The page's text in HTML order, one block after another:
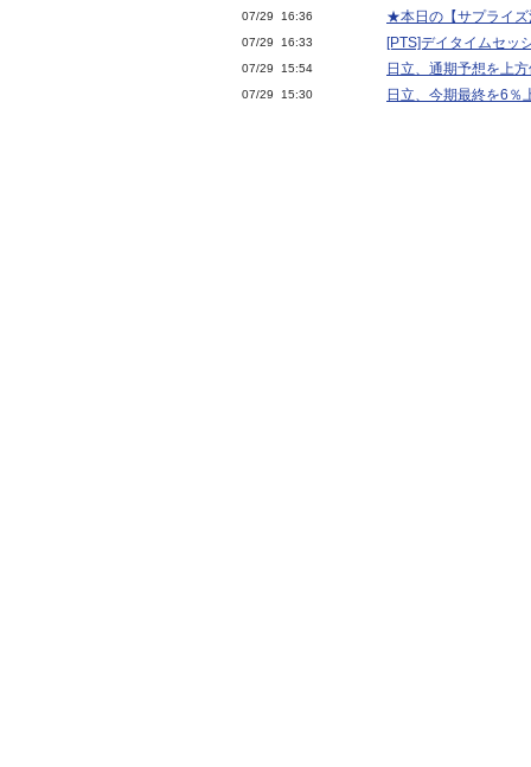
07/29 16:36 ★本日の【サプライ
07/29 16:33 [PTS]デイタイムセ
07/29 15:54 日立、通期予想を上
07/29 15:30 日立、今期最終を6％